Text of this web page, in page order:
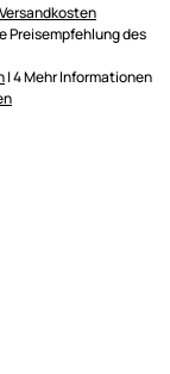
Versandkosten
Preisempfehlung des
| 4 Mehr Informationen